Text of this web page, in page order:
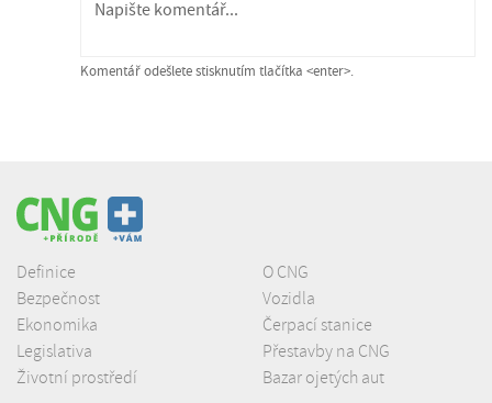
Komentář odešlete stisknutím tlačítka <enter>.
Definice
Bezpečnost
Ekonomika
Legislativa
Životní prostředí
O CNG
Vozidla
Čerpací stanice
Přestavby na CNG
Bazar ojetých aut